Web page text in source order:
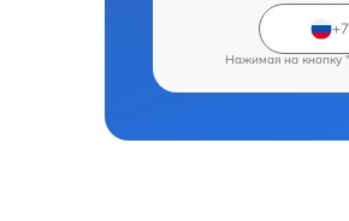
Нажимая на кнопку